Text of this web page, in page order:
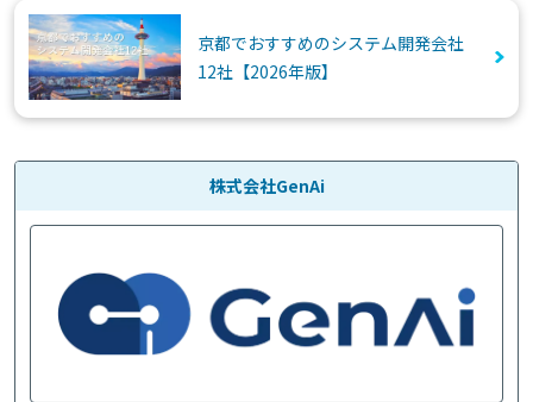
京都でおすすめのシステム開発会社
12社【2026年版】
株式会社GenAi